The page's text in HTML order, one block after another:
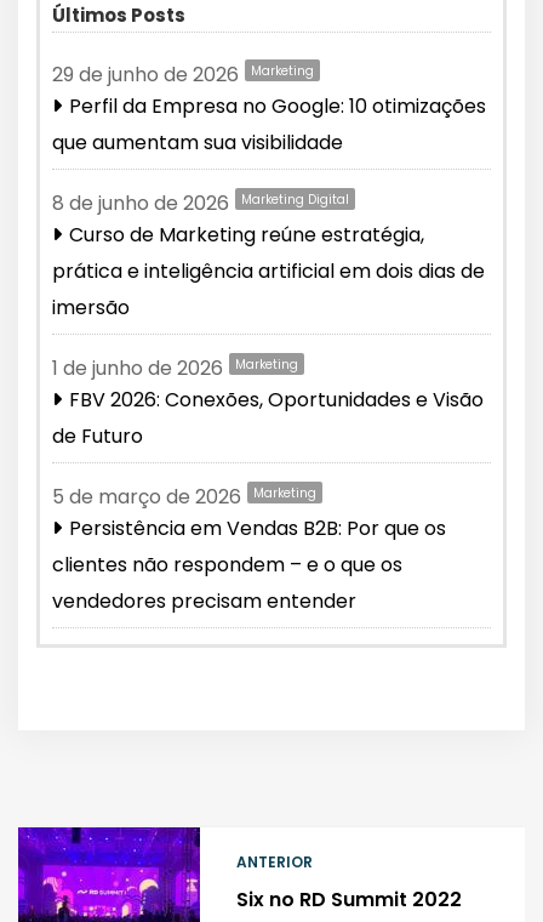
Últimos Posts
29 de junho de 2026 Marketing
Perfil da Empresa no Google: 10 otimizações
que aumentam sua visibilidade
8 de junho de 2026 Marketing Digital
Curso de Marketing reúne estratégia,
prática e inteligência artificial em dois dias de
imersão
1 de junho de 2026 Marketing
FBV 2026: Conexões, Oportunidades e Visão
de Futuro
5 de março de 2026 Marketing
Persistência em Vendas B2B: Por que os
clientes não respondem – e o que os
vendedores precisam entender
ANTERIOR
Six no RD Summit 2022